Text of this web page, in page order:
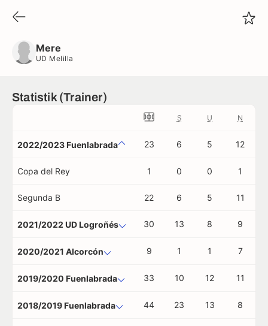
Mere
UD Melilla
Statistik (Trainer)
S U N
2022/2023 Fuenlabrada 23 6 5 12
Copa del Rey 1 0 0 1
Segunda B 22 6 5 11
2021/2022 UD Logroñés 30 13 8 9
2020/2021 Alcorcón 9 1 1 7
2019/2020 Fuenlabrada 33 10 12 11
2018/2019 Fuenlabrada 44 23 13 8